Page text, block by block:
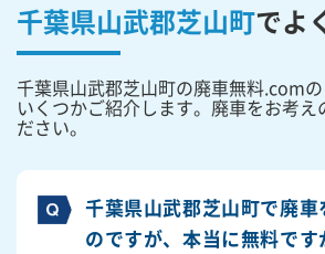
千葉県山武郡芝山町でよ
千葉県山武郡芝山町の廃車無料.com
いくつかご紹介します。廃車をお考え
ださい。
千葉県山武郡芝山町で廃
のですが、本当に無料です